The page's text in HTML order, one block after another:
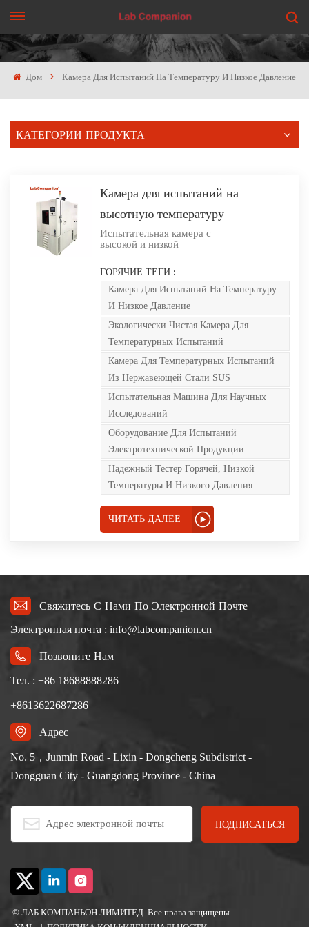
ПОЛУЧИТЬ ЦЕНУ
Дом Камера Для Испытаний На Температуру И Низкое Давление
КАТЕГОРИИ ПРОДУКТА
Камера для испытаний на
высотную температуру
Испытательная камера с
высокой и низкой
давлением в основном
используется в авиации,
аэрокосмической отрасли,
электронике, национальной
обороне, научных
исследованиях и других
промышленных отделах для
определения продуктов
электроэлектронной техники
(включая компоненты,
материалы и инструменты).
одновременном воздействии
высокой и низкой
температуры и низкого
давления можно провести
испытание на надежность
хранения и
транспортировки, а также
одновременно проверить
электрические параметры
ГОРЯЧИЕ ТЕГИ :
Камера Для Испытаний На Температуру
И Низкое Давление
Экологически Чистая Камера Для
Температурных Испытаний
Камера Для Температурных Испытаний
Из Нержавеющей Стали SUS
Испытательная Машина Для Научных
Исследований
Оборудование Для Испытаний
Электротехнической Продукции
Надежный Тестер Горячей, Низкой
Температуры И Низкого Давления
ЧИТАТЬ ДАЛЕЕ
Свяжитесь С Нами По Электронной Почте
Электронная почта : info@labcompanion.cn
Позвоните Нам
Тел. : +86 18688888286
+8613622687286
Адрес
No. 5，Junmin Road - Lixin - Dongcheng Subdistrict -
Dongguan City - Guangdong Province - China
© ЛАБ КОМПАНЬОН ЛИМИТЕД. Все права защищены .